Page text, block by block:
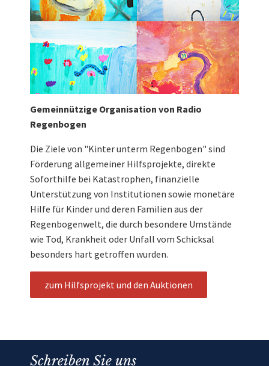
Gemeinnützige Organisation von Radio
Regenbogen
Die Ziele von "Kinter unterm Regenbogen" sind
Förderung allgemeiner Hilfsprojekte, direkte
Soforthilfe bei Katastrophen, finanzielle
Unterstützung von Institutionen sowie monetäre
Hilfe für Kinder und deren Familien aus der
Regenbogenwelt, die durch besondere Umstände
wie Tod, Krankheit oder Unfall vom Schicksal
besonders hart getroffen wurden.
zum Hilfsprojekt und den Auktionen
Schreiben Sie uns